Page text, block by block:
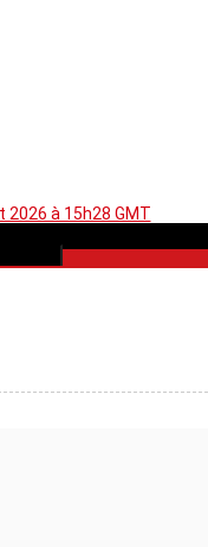
2026 à 15h28 GMT